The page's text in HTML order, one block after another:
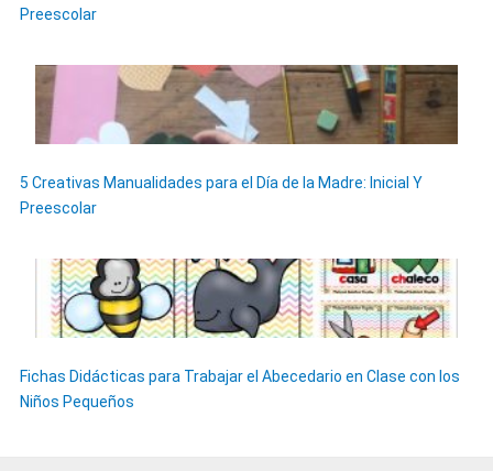
Preescolar
5 Creativas Manualidades para el Día de la Madre: Inicial Y
Preescolar
Fichas Didácticas para Trabajar el Abecedario en Clase con los
Niños Pequeños